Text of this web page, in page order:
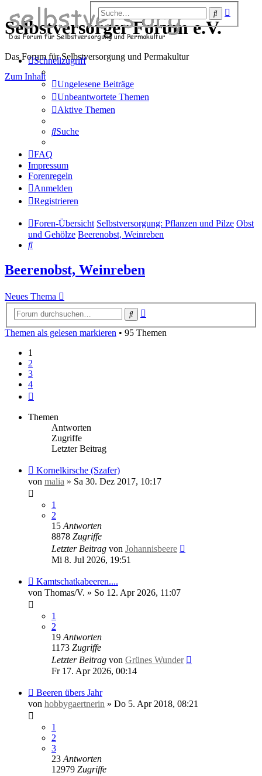
Suche
Selbstversorger Forum e.V.
Das Forum für Selbstversorgung und Permakultur
Zum Inhalt
Schnellzugriff
Ungelesene Beiträge
Unbeantwortete Themen
Aktive Themen
Suche
FAQ
Impressum
Forenregeln
Anmelden
Registrieren
Foren-Übersicht Selbstversorgung: Pflanzen und Pilze Obst
und Gehölze Beerenobst, Weinreben
Suche
Beerenobst, Weinreben
Neues Thema
Suche
Themen als gelesen markieren • 95 Themen
1
2
3
4
Themen
Antworten
Zugriffe
Letzter Beitrag
Kornelkirsche (Szafer)
von malia » Sa 30. Dez 2017, 10:17
1
2
15 Antworten
8878 Zugriffe
Letzter Beitrag von Johannisbeere
Mi 8. Jul 2026, 19:51
Kamtschatkabeeren....
von Thomas/V. » So 12. Apr 2026, 11:07
1
2
19 Antworten
1173 Zugriffe
Letzter Beitrag von Grünes Wunder
Fr 17. Apr 2026, 00:14
Beeren übers Jahr
von hobbygaertnerin » Do 5. Apr 2018, 08:21
1
2
3
23 Antworten
12979 Zugriffe